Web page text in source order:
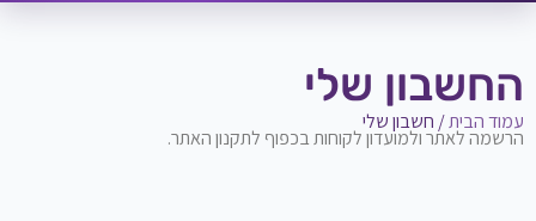
החשבון שלי
עמוד הבית/ חשבון שלי
הרשמה לאתר ולמועדון לקוחות בכפוף לתקנון האתר.